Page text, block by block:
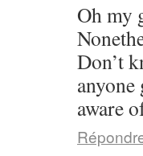
Oh my
Don’t
aware